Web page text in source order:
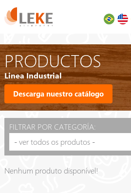
PRODUCTOS
Linea Industrial
Descarga nuestro catálogo
FILTRAR POR CATEGORÍA:
Nenhum produto disponível!